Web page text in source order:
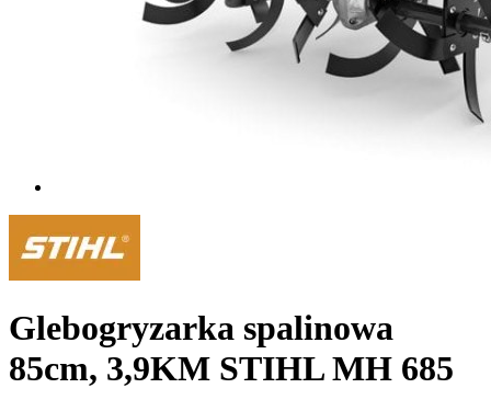
Glebogryzarka spalinowa
85cm, 3,9KM STIHL MH 685